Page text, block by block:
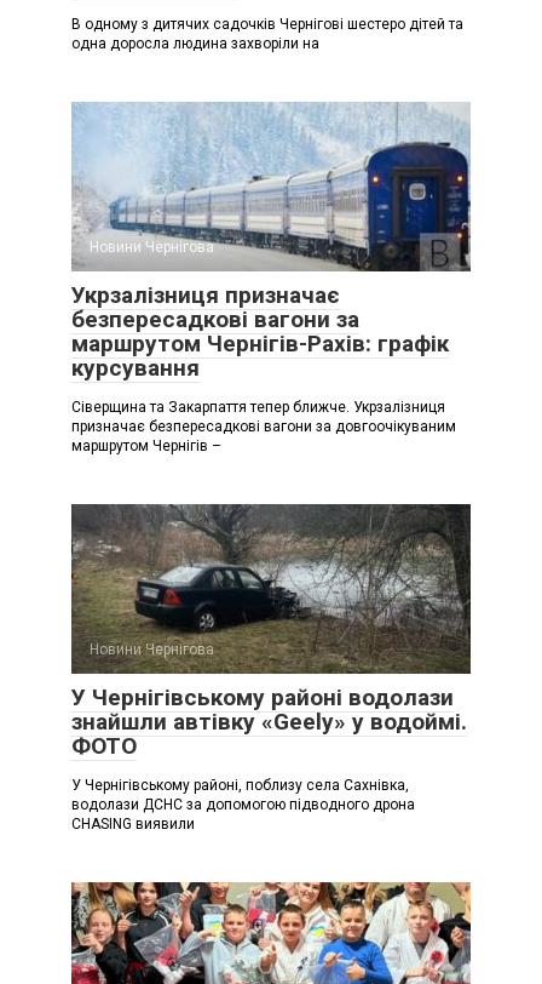
В одному з дитячих садочків Чернігові шестеро дітей та
одна доросла людина захворіли на
Новини Чернігова
Укрзалізниця призначає
безпересадкові вагони за
маршрутом Чернігів-Рахів: графік
курсування
Сіверщина та Закарпаття тепер ближче. Укрзалізниця
призначає безпересадкові вагони за довгоочікуваним
маршрутом Чернігів –
Новини Чернігова
У Чернігівському районі водолази
знайшли автівку «Geely» у водоймі.
ФОТО
У Чернігівському районі, поблизу села Сахнівка,
водолази ДСНС за допомогою підводного дрона
CHASING виявили